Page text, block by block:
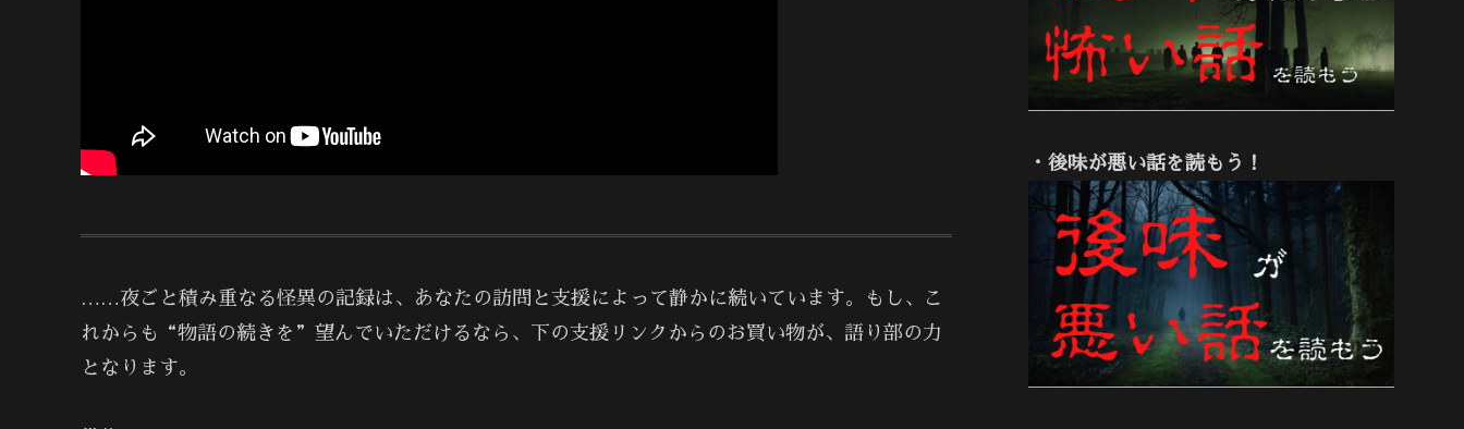
……夜ごと積み重なる怪異の記録は、あなたの訪問と支援によって静かに続いています。もし、こ
れからも“物語の続きを”望んでいただけるなら、下の支援リンクからのお買い物が、語り部の力
となります。
・後味が悪い話を読もう！